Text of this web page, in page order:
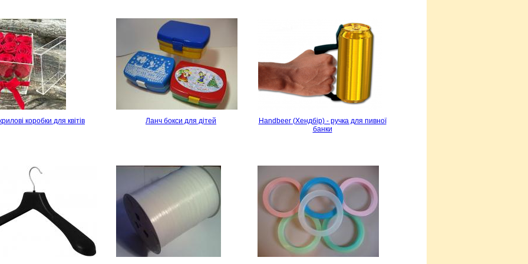
коробки для квітів Ланч бокси для дітей
Handbeer (Хендбір) - ручка для пивної
банки